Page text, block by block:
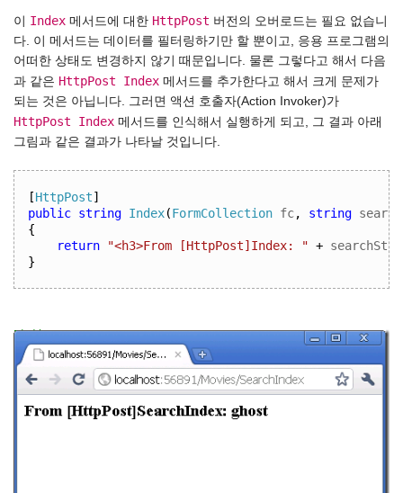
이 Index 메서드에 대한 HttpPost 버전의 오버로드는 필요 없습니
다. 이 메서드는 데이터를 필터링하기만 할 뿐이고, 응용 프로그램의
어떠한 상태도 변경하지 않기 때문입니다. 물론 그렇다고 해서 다음
과 같은 HttpPost Index 메서드를 추가한다고 해서 크게 문제가
되는 것은 아닙니다. 그러면 액션 호출자(Action Invoker)가
HttpPost Index 메서드를 인식해서 실행하게 되고, 그 결과 아래
그림과 같은 결과가 나타날 것입니다.
[HttpPost]
public string Index(FormCollection fc, string
{
return
"<h3>From [HttpPost]Index: " +
}